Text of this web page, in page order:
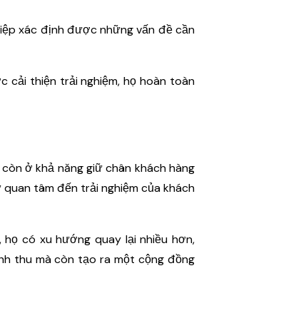
xác định được những vấn đề cần
cải thiện trải nghiệm, họ hoàn toàn
ở khả năng giữ chân khách hàng
tâm đến trải nghiệm của khách
có xu hướng quay lại nhiều hơn,
thu mà còn tạo ra một cộng đồng